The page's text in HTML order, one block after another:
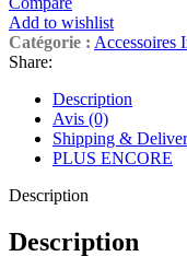
Add to wishlist
Catégorie : Accessoires
Share:
Description
Avis (0)
Shipping &
PLUS ENCORE
Description
Description